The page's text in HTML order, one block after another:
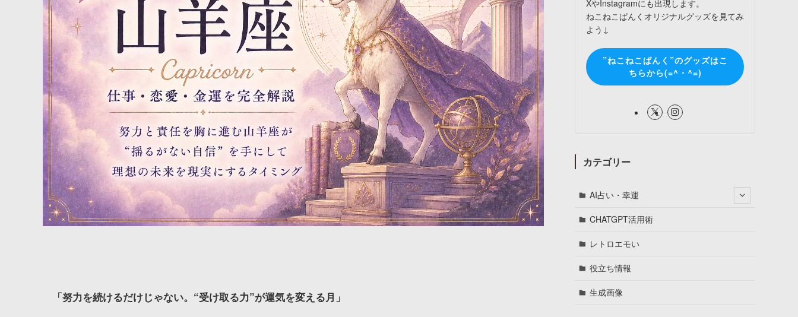
「努力を続けるだけじゃない。“受け取る力”が運気を変える月」
XやInstagramにも出現します。
ねこねこぱんくオリジナルグッズを見てみ
よう↓
”ねこねこぱんく”のグッズはこ
ちらから(=^・^=)
カテゴリー
AI占い・幸運
CHATGPT活用術
レトロエモい
役立ち情報
生成画像